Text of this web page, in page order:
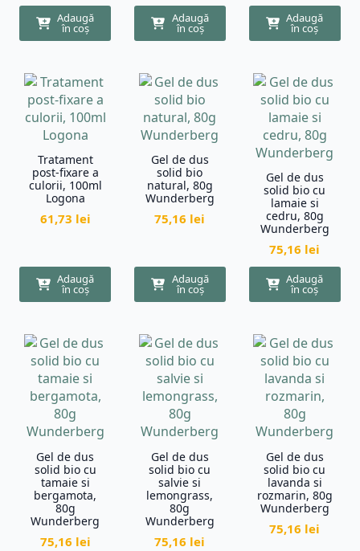
Adaugă
în coș
Adaugă
în coș
Adaugă
în coș
Tratament
post-fixare a
culorii, 100ml
Logona
61,73 lei
Adaugă
în coș
Gel de dus
solid bio
natural, 80g
Wunderberg
75,16 lei
Adaugă
în coș
Gel de dus
solid bio cu
lamaie si
cedru, 80g
Wunderberg
75,16 lei
Adaugă
în coș
Gel de dus
solid bio cu
tamaie si
bergamota,
80g
Wunderberg
75,16 lei
Gel de dus
solid bio cu
salvie si
lemongrass,
80g
Wunderberg
75,16 lei
Gel de dus
solid bio cu
lavanda si
rozmarin, 80g
Wunderberg
75,16 lei